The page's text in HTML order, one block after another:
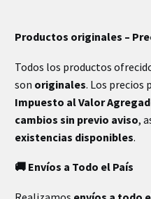
Productos originales –
Todos los productos
son originales. Los precios
Impuesto al Valor
cambios sin previo aviso,
existencias disponibles.
🚚 Envíos a Todo el País